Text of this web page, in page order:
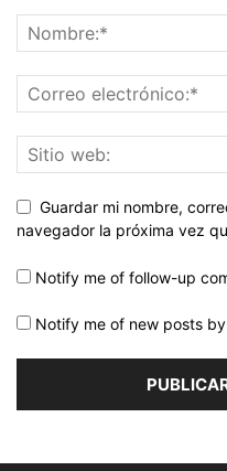
Guardar mi nombre,
navegador la próxima vez
Notify me of follow-up
Notify me of new posts by